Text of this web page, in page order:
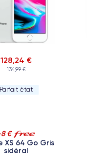
128,24 €
134,99 €
Parfait état
€
XS 64 Go Gris
sidéral